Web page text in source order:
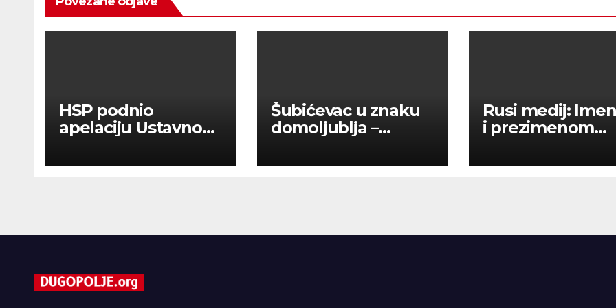
HSP podnio
apelaciju Ustavnom
ovjere kandidature
Šubićevac u znaku
domoljublja –
tisuće ljudi u
Rusi medij:
i prezimenom
000 Rusa